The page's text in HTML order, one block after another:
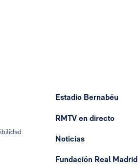
Estadio Bernabéu
RMTV en directo
Noticias
Fundación Real Madrid